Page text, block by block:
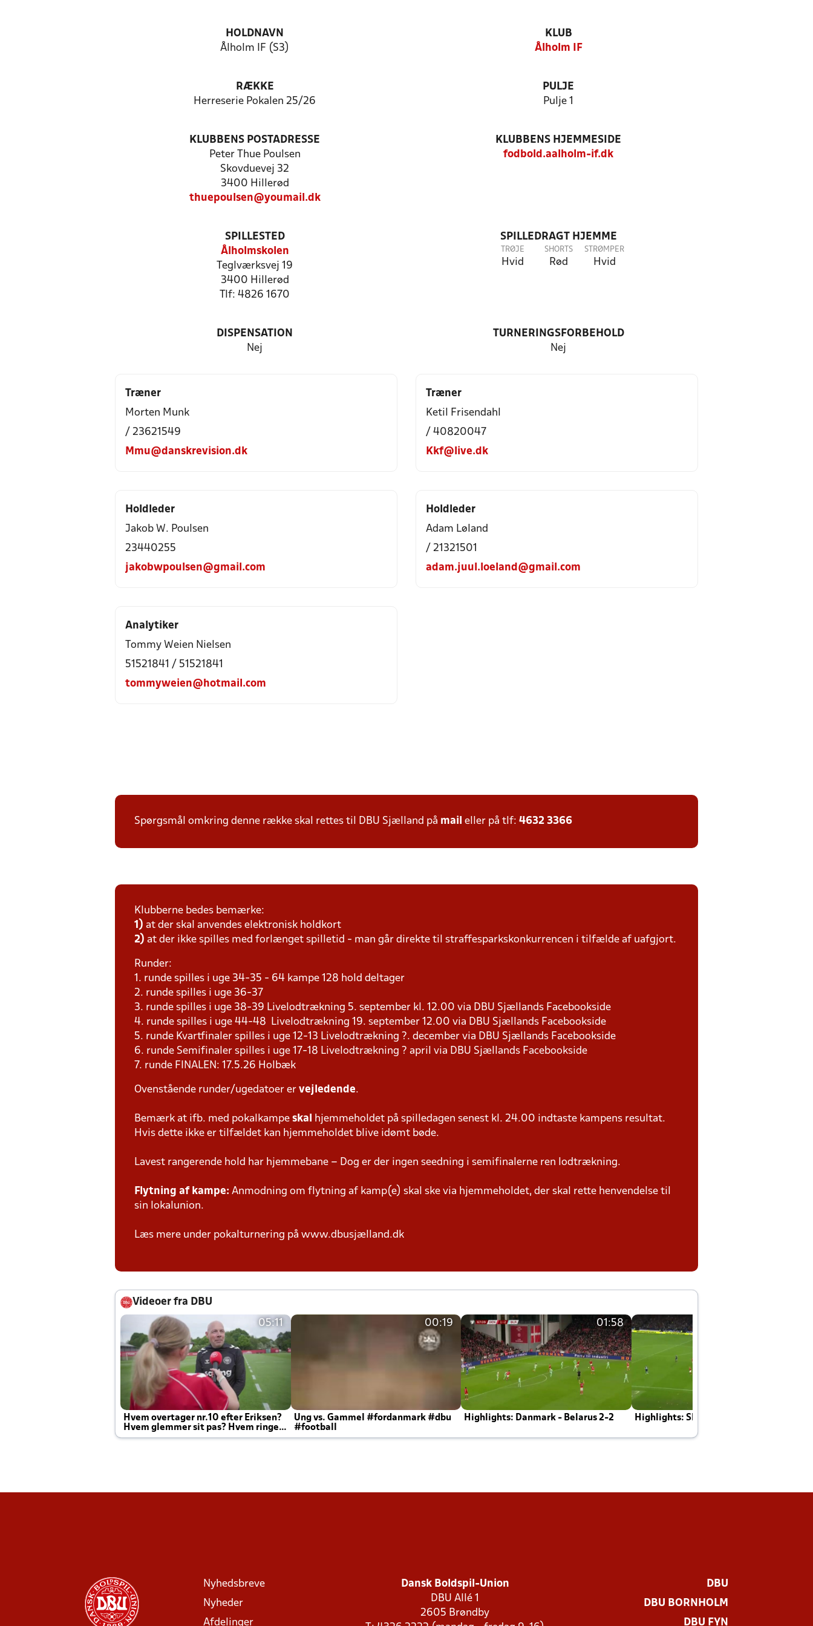
HOLDNAVN
Ålholm IF (S3)
KLUB
Ålholm IF
RÆKKE
Herreserie Pokalen 25/26
PULJE
Pulje 1
KLUBBENS POSTADRESSE
Peter Thue Poulsen
Skovduevej 32
3400 Hillerød
thuepoulsen@youmail.dk
KLUBBENS HJEMMESIDE
fodbold.aalholm-if.dk
SPILLESTED
Ålholmskolen
Teglværksvej 19
3400 Hillerød
Tlf: 4826 1670
SPILLEDRAGT HJEMME
TRØJE
Hvid
SHORTS
Rød
STRØMPER
Hvid
DISPENSATION
Nej
TURNERINGSFORBEHOLD
Nej
Træner
Morten Munk
/ 23621549
Mmu@danskrevision.dk
Træner
Ketil Frisendahl
/ 40820047
Kkf@live.dk
Holdleder
Jakob W. Poulsen
23440255
jakobwpoulsen@gmail.com
Holdleder
Adam Løland
/ 21321501
adam.juul.loeland@gmail.com
Analytiker
Tommy Weien Nielsen
51521841 / 51521841
tommyweien@hotmail.com
Spørgsmål omkring denne række skal rettes til DBU Sjælland på mail eller på tlf: 4632 3366
Klubberne bedes bemærke:
1) at der skal anvendes elektronisk holdkort
2) at der ikke spilles med forlænget spilletid - man går direkte til straffesparkskonkurrencen i tilfælde af uafgjort.
Runder:
1. runde spilles i uge 34-35 - 64 kampe 128 hold deltager
2. runde spilles i uge 36-37
3. runde spilles i uge 38-39 Livelodtrækning 5. september kl. 12.00 via DBU Sjællands Facebookside
4. runde spilles i uge 44-48 Livelodtrækning 19. september 12.00 via DBU Sjællands Facebookside
5. runde Kvartfinaler spilles i uge 12-13 Livelodtrækning ?. december via DBU Sjællands Facebookside
6. runde Semifinaler spilles i uge 17-18 Livelodtrækning ? april via DBU Sjællands Facebookside
7. runde FINALEN: 17.5.26 Holbæk
Ovenstående runder/ugedatoer er vejledende.
Bemærk at ifb. med pokalkampe skal
hjemmeholdet på spilledagen senest kl. 24.00 indtaste kampens resultat.
Hvis dette ikke er tilfældet kan hjemmeholdet blive idømt bøde.
Lavest rangerende hold har hjemmebane – Dog er der ingen seedning i semifinalerne ren lodtrækning.
Flytning af kampe: Anmodning om flytning af kamp(e) skal ske via hjemmeholdet, der skal rette henvendelse til
sin lokalunion.
Læs mere under pokalturnering på www.dbusjælland.dk
Videoer fra DBU
05:11
Hvem overtager nr.10 efter Eriksen?
Hvem glemmer sit pas? Hvem ringer
Joachim altid til efter kampe?
00:19
Ung vs. Gammel #fordanmark #dbu
#football
01:58
Highlights: Danmark - Belarus 2-2 Highlights: Skotland - Danmark 4-2
Nyhedsbreve
Nyheder
Afdelinger
Dansk Boldspil-Union
DBU Allé 1
2605 Brøndby
DBU
DBU BORNHOLM
DBU FYN